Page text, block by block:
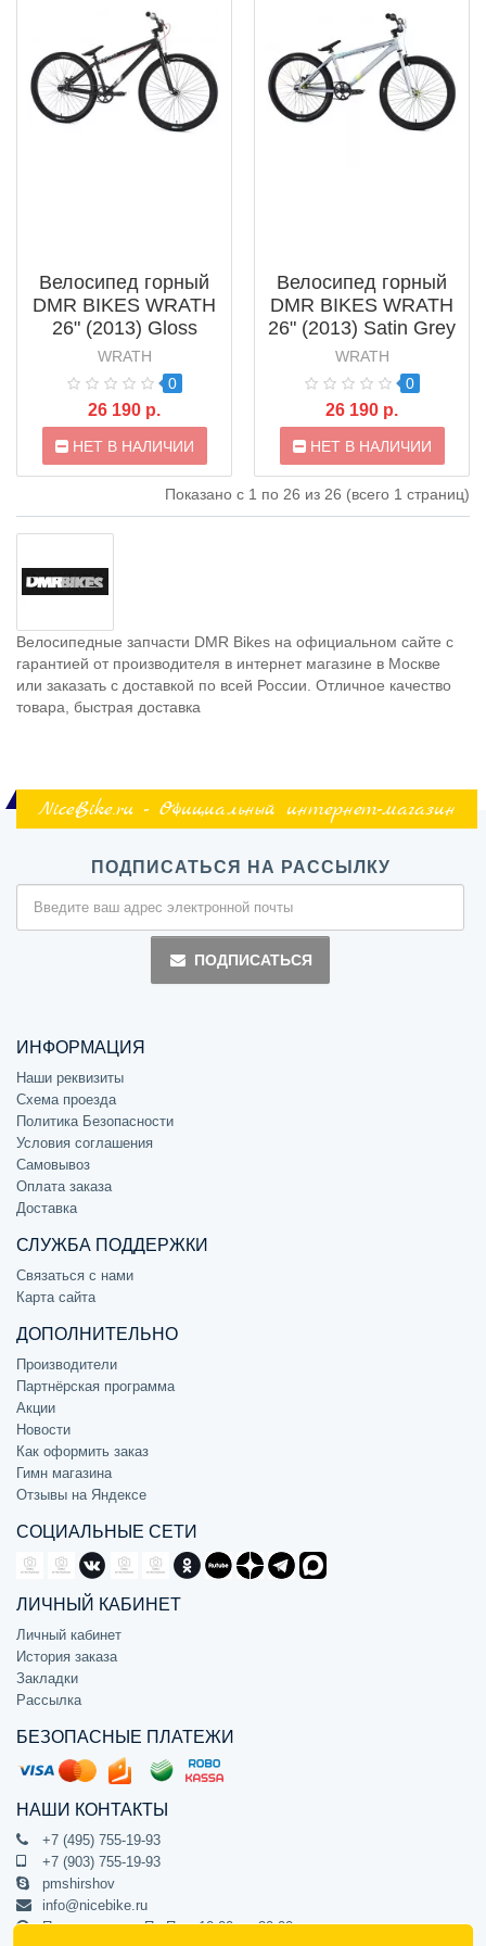
Велосипед горный
DMR BIKES WRATH
26" (2013) Gloss
Black Metaliс
WRATH
0
26 190 р.
НЕТ В НАЛИЧИИ
Велосипед горный
DMR BIKES WRATH
26" (2013) Satin Grey
Metaliс
WRATH
0
26 190 р.
НЕТ В НАЛИЧИИ
Показано с 1 по 26 из 26 (всего 1 страниц)
Велосипедные запчасти DMR Bikes на официальном сайте с
гарантией от производителя в интернет магазине в Москве
или заказать с доставкой по всей России. Отличное качество
товара, быстрая доставка
NiceBike.ru - Официальный интернет-магазин
ПОДПИСАТЬСЯ НА РАССЫЛКУ
ПОДПИСАТЬСЯ
ИНФОРМАЦИЯ
Наши реквизиты
Схема проезда
Политика Безопасности
Условия соглашения
Самовывоз
Оплата заказа
Доставка
СЛУЖБА ПОДДЕРЖКИ
Связаться с нами
Карта сайта
ДОПОЛНИТЕЛЬНО
Производители
Партнёрская программа
Акции
Новости
Как оформить заказ
Гимн магазина
Отзывы на Яндексе
СОЦИАЛЬНЫЕ СЕТИ
ЛИЧНЫЙ КАБИНЕТ
Личный кабинет
История заказа
Закладки
Рассылка
БЕЗОПАСНЫЕ ПЛАТЕЖИ
НАШИ КОНТАКТЫ
+7 (495) 755-19-93
+7 (903) 755-19-93
pmshirshov
info@nicebike.ru
Прием звонков Пн-Пт с 10:00 до 20:00